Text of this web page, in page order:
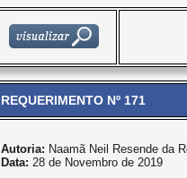
REQUERIMENTO Nº 171
Autoria: Naamã Neil Resende da
Data: 28 de Novembro de 2019